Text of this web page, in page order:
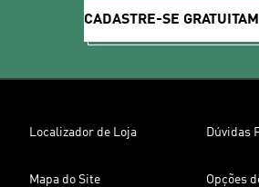
CADASTRE-SE
Localizador de Loja Dúvidas
Mapa do Site Opções